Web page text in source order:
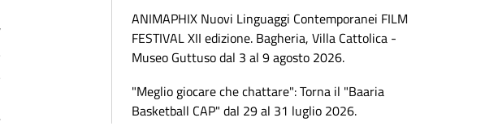
ANIMAPHIX Nuovi Linguaggi Contemporanei FILM
FESTIVAL XII edizione. Bagheria, Villa Cattolica -
Museo Guttuso dal 3 al 9 agosto 2026.
"Meglio giocare che chattare": Torna il "Baaria
Basketball CAP" dal 29 al 31 luglio 2026.